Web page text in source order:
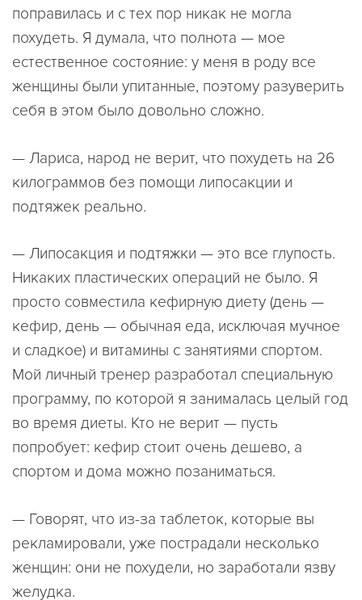
поправилась и с тех пор никак не могла
похудеть. Я думала, что полнота — мое
естественное состояние: у меня в роду все
женщины были упитанные, поэтому разуверить
себя в этом было довольно сложно.
— Лариса, народ не верит, что похудеть на 26
килограммов без помощи липосакции и
подтяжек реально.
— Липосакция и подтяжки — это все глупость.
Никаких пластических операций не было. Я
просто совместила кефирную диету (день —
кефир, день — обычная еда, исключая мучное
и сладкое) и витамины с занятиями спортом.
Мой личный тренер разработал специальную
программу, по которой я занималась целый год
во время диеты. Кто не верит — пусть
попробует: кефир стоит очень дешево, а
спортом и дома можно позаниматься.
— Говорят, что из-за таблеток, которые вы
рекламировали, уже пострадали несколько
женщин: они не похудели, но заработали язву
желудка.